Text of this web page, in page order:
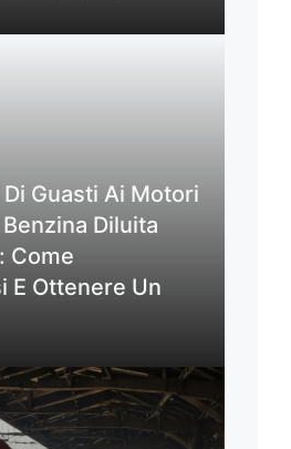
Guasti Ai Motori
Diluita
Come
E Ottenere Un